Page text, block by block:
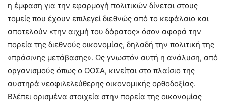
η έμφαση για την εφαρμογή πολιτικών δίνεται στους
τομείς που έχουν επιλεγεί διεθνώς από το κεφάλαιο και
αποτελούν «την αιχμή του δόρατος» όσον αφορά την
πορεία της διεθνούς οικονομίας, δηλαδή την πολιτική της
«πράσινης μετάβασης». Ως γνωστόν αυτή η ανάλυση, από
οργανισμούς όπως ο ΟΟΣΑ, κινείται στο πλαίσιο της
αυστηρά νεοφιλελεύθερης οικονομικής ορθοδοξίας.
Βλέπει ορισμένα στοιχεία στην πορεία της οικονομίας